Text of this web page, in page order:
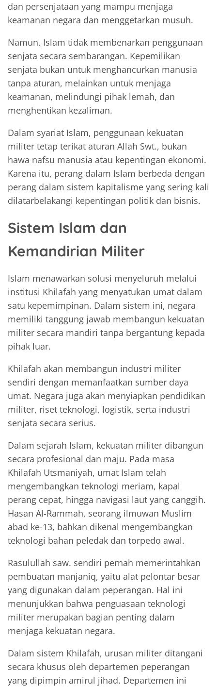
dan persenjataan yang mampu menjaga
keamanan negara dan menggetarkan musuh.
Namun, Islam tidak membenarkan penggunaan
senjata secara sembarangan. Kepemilikan
senjata bukan untuk menghancurkan manusia
tanpa aturan, melainkan untuk menjaga
keamanan, melindungi pihak lemah, dan
menghentikan kezaliman.
Dalam syariat Islam, penggunaan kekuatan
militer tetap terikat aturan Allah Swt., bukan
hawa nafsu manusia atau kepentingan ekonomi.
Karena itu, perang dalam Islam berbeda dengan
perang dalam sistem kapitalisme yang sering kali
dilatarbelakangi kepentingan politik dan bisnis.
Sistem Islam dan
Kemandirian Militer
Islam menawarkan solusi menyeluruh melalui
institusi Khilafah yang menyatukan umat dalam
satu kepemimpinan. Dalam sistem ini, negara
memiliki tanggung jawab membangun kekuatan
militer secara mandiri tanpa bergantung kepada
pihak luar.
Khilafah akan membangun industri militer
sendiri dengan memanfaatkan sumber daya
umat. Negara juga akan menyiapkan pendidikan
militer, riset teknologi, logistik, serta industri
senjata secara serius.
Dalam sejarah Islam, kekuatan militer dibangun
secara profesional dan maju. Pada masa
Khilafah Utsmaniyah, umat Islam telah
mengembangkan teknologi meriam, kapal
perang cepat, hingga navigasi laut yang canggih.
Hasan Al-Rammah, seorang ilmuwan Muslim
abad ke-13, bahkan dikenal mengembangkan
teknologi bahan peledak dan torpedo awal.
Rasulullah saw. sendiri pernah memerintahkan
pembuatan manjaniq, yaitu alat pelontar besar
yang digunakan dalam peperangan. Hal ini
menunjukkan bahwa penguasaan teknologi
militer merupakan bagian penting dalam
menjaga kekuatan negara.
Dalam sistem Khilafah, urusan militer ditangani
secara khusus oleh departemen peperangan
yang dipimpin amirul jihad. Departemen ini